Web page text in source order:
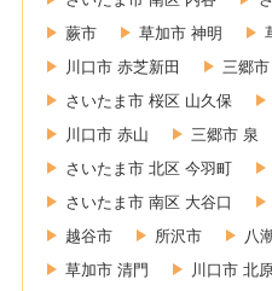
蕨市
草加市 神明
川口市 赤芝新田
三郷
さいたま市 桜区 山久保
川口市 赤山
三郷市 泉
さいたま市 北区 今羽町
さいたま市 南区 大谷口
越谷市
所沢市 八
草加市 清門
川口市 北